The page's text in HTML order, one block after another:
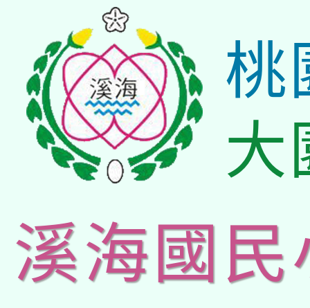
桃
大
溪海國民